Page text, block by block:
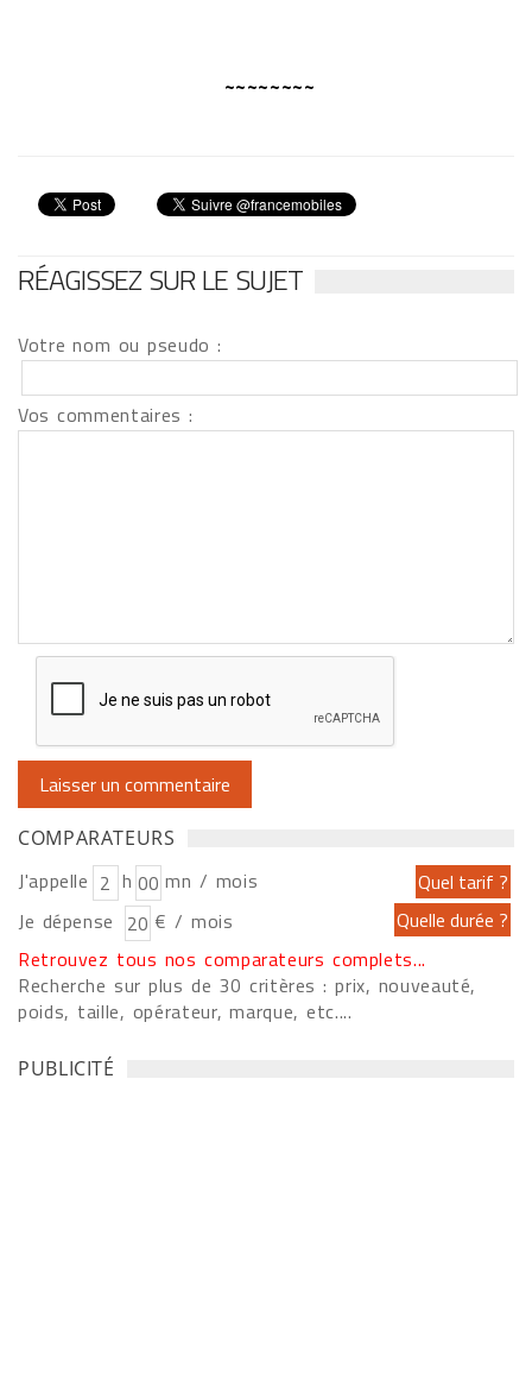
~~~~~~~~
RÉAGISSEZ SUR LE SUJET
Votre nom ou pseudo :
Vos commentaires :
COMPARATEURS
J'appelle h
mn / mois
Je dépense
€ / mois
Retrouvez tous nos comparateurs complets...
Recherche sur plus de 30 critères : prix, nouveauté,
poids, taille, opérateur, marque, etc....
PUBLICITÉ